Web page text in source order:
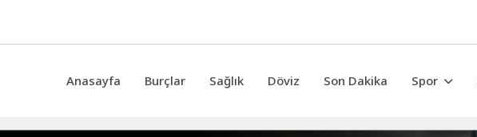
Anasayfa Burçlar Sağlık Döviz Son Dakika Spor